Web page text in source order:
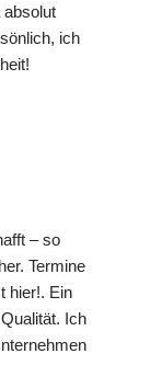
absolut
ich
– so
Termine
hier!. Ein
Ich